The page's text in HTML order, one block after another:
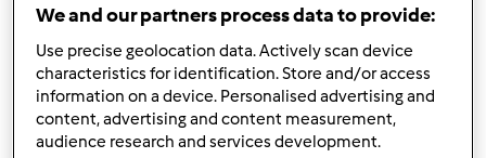
fattura dei Bimby TM5.
Team Bimby
In cima
We and our partners process data to provide:
Use precise geolocation data. Actively scan device
characteristics for identification. Store and/or access
information on a device. Personalised advertising and
content, advertising and content measurement,
audience research and services development.